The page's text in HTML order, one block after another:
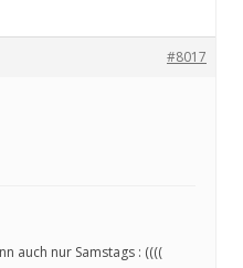
#8017
auch nur Samstags : ((((